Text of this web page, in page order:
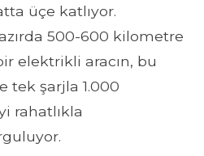
üçe katlıyor.
500-600 kilometre
elektrikli aracın, bu
tek şarjla 1.000
rahatlıkla